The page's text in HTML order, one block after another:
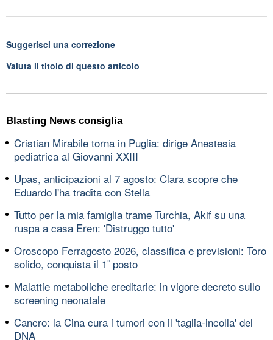
Suggerisci una correzione
Valuta il titolo di questo articolo
Blasting News consiglia
Cristian Mirabile torna in Puglia: dirige Anestesia
pediatrica al Giovanni XXIII
Upas, anticipazioni al 7 agosto: Clara scopre che
Eduardo l'ha tradita con Stella
Tutto per la mia famiglia trame Turchia, Akif su una
ruspa a casa Eren: 'Distruggo tutto'
Oroscopo Ferragosto 2026, classifica e previsioni: Toro
solido, conquista il 1ﾟposto
Malattie metaboliche ereditarie: in vigore decreto sullo
screening neonatale
Cancro: la Cina cura i tumori con il 'taglia-incolla' del
DNA